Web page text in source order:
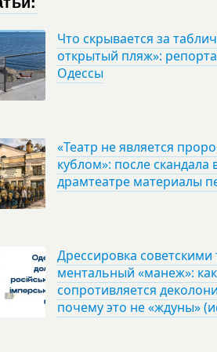
Что скрывается за
открытый пляж»:
Одессы
«Театр не является
кублом»: после скандала
драмтеатре материалы
Дрессировка
ментальный «манеж»:
сопротивляется
почему это не «ждуны»